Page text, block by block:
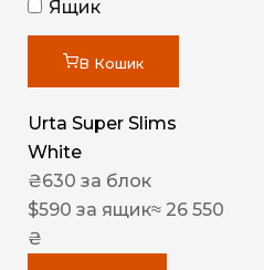
Ящик
В Кошик
Urta Super Slims
White
₴630 за блок
$590 за ящик≈ 26 550
₴